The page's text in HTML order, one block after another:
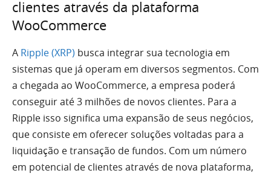
clientes através da plataforma
WooCommerce
A Ripple (XRP) busca integrar sua tecnologia em
sistemas que já operam em diversos segmentos. Com
a chegada ao WooCommerce, a empresa poderá
conseguir até 3 milhões de novos clientes. Para a
Ripple isso significa uma expansão de seus negócios,
que consiste em oferecer soluções voltadas para a
liquidação e transação de fundos. Com um número
em potencial de clientes através de nova plataforma,